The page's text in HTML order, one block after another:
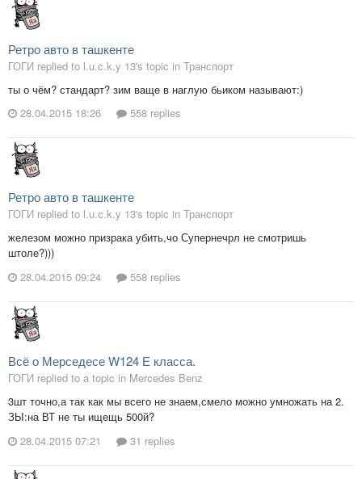
Ретро авто в ташкенте
ГОГИ replied to l.u.c.k.y 13's topic in Транспорт
ты о чём? стандарт? зим ваще в наглую бьиком называют:)
28.04.2015 18:26
558 replies
Ретро авто в ташкенте
ГОГИ replied to l.u.c.k.y 13's topic in Транспорт
железом можно призрака убить,чо Супернечрл не смотришь
штоле?)))
28.04.2015 09:24
558 replies
Всё о Мерседесе W124 Е класса.
ГОГИ replied to a topic in Mercedes Benz
3шт точно,а так как мы всего не знаем,смело можно умножать на 2.
ЗЫ:на ВТ не ты ищещь 500й?
28.04.2015 07:21
31 replies